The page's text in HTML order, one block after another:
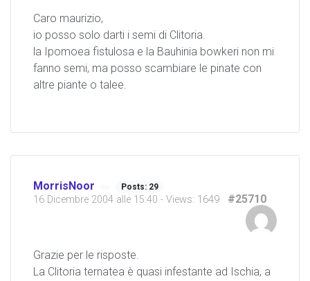
Caro maurizio,
io posso solo darti i semi di Clitoria.
la Ipomoea fistulosa e la Bauhinia bowkeri non mi
fanno semi, ma posso scambiare le pinate con
altre piante o talee.
MorrisNoor Posts: 29
16 Dicembre 2004 alle 15:40 - Views: 1649 #25710
Grazie per le risposte.
La Clitoria ternatea è quasi infestante ad Ischia, a